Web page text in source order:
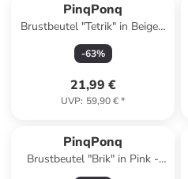
PinqPonq
Brustbeutel "Tetrik" in Beige -
(B)22,5 x (H)18 x (T)10 cm
-63%
21,99 €
UVP: 59,90 €*
PinqPonq
Brustbeutel "Brik" in Pink -
(B)42 x (H)18 x (T)9 cm